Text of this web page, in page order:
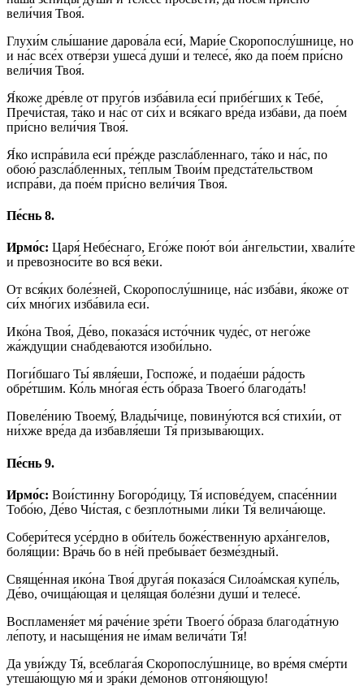
вели́чия Твоя́.
Глухи́м слы́шание дарова́ла еси́, Мари́е Скоропослу́шнице, но
и на́с все́х отве́рзи ушеса́ души́ и телесе́, я́ко да пое́м при́сно
вели́чия Твоя́.
Я́коже дре́вле от пруго́в изба́вила еси́ прибе́гших к Тебе́,
Пречи́стая, та́ко и на́с от си́х и вся́каго вре́да изба́ви, да пое́м
при́сно вели́чия Твоя́.
Я́ко испра́вила еси́ пре́жде разсла́бленнаго, та́ко и на́с, по
обою́ разсла́бленных, те́плым Твои́м предста́тельством
испра́ви, да пое́м при́сно вели́чия Твоя́.
Пе́снь 8.
Ирмо́с: Царя́ Небе́снаго, Его́же пою́т во́и а́нгельстии, хвали́те
и превозноси́те во вся́ ве́ки.
От вся́ких боле́зней, Скоропослу́шнице, на́с изба́ви, я́коже от
си́х мно́гих изба́вила еси́.
Ико́на Твоя́, Де́во, показа́ся исто́чник чуде́с, от него́же
жа́ждущии снабдева́ются изоби́льно.
Поги́бшаго Ты́ явля́еши, Госпоже́, и подае́ши ра́дость
обре́тшим. Ко́ль мно́гая е́сть о́браза Твоего́ благода́ть!
Повеле́нию Твоему́, Влады́чице, повину́ются вся́ стихи́и, от
ни́хже вре́да да избавля́еши Тя́ призыва́ющих.
Пе́снь 9.
Ирмо́с: Вои́стинну Богоро́дицу, Тя́ испове́дуем, спасе́ннии
Тобо́ю, Де́во Чи́стая, с безпло́тными ли́ки Тя́ велича́юще.
Собери́теся усе́рдно в оби́тель боже́ственную арха́нгелов,
боля́щии: Вра́чь бо в не́й пребыва́ет безме́здный.
Свяще́нная ико́на Твоя́ друга́я показа́ся Силоа́мская купе́ль,
Де́во, очища́ющая и целя́щая боле́зни души́ и телесе́.
Воспламеня́ет мя́ раче́ние зре́ти Твоего́ о́браза благода́тную
ле́поту, и насыще́ния не и́мам велича́ти Тя́!
Да уви́жду Тя́, всеблага́я Скоропослу́шнице, во вре́мя сме́рти
утеша́ющую мя́ и зра́ки де́монов отгоня́ющую!